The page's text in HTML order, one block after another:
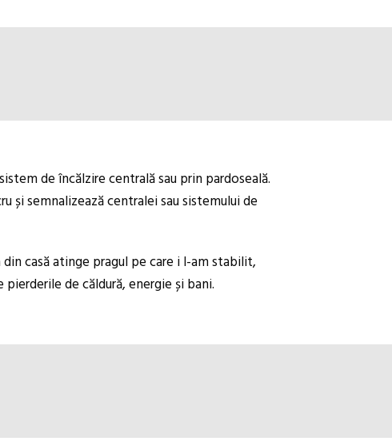
de încălzire centrală sau prin pardoseală.
și semnalizează centralei sau sistemului de
casă atinge pragul pe care i l-am stabilit,
de căldură, energie și bani.